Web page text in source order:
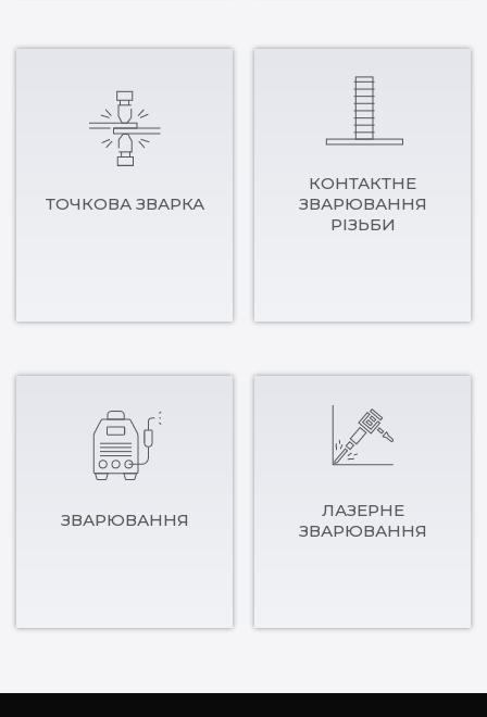
ТОЧКОВА ЗВАРКА
КОНТАКТНЕ
ЗВАРЮВАННЯ
РІЗЬБИ
ЗВАРЮВАННЯ
ЛАЗЕРНЕ
ЗВАРЮВАННЯ